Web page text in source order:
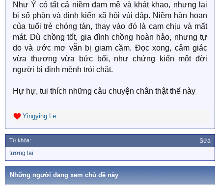
Như Ý có tất cả niềm đam mê và khát khao, nhưng lại
bị số phận và định kiến xã hội vùi dập. Niềm hân hoan
của tuổi trẻ chóng tàn, thay vào đó là cam chịu và mất
mát. Dù chồng tốt, gia đình chồng hoàn hảo, nhưng tự
do và ước mơ vẫn bị giam cầm. Đọc xong, cảm giác
vừa thương vừa bức bối, như chứng kiến một đời
người bị định mệnh trói chặt.
Hự hự, tui thích những câu chuyện chân thật thế này
R
e
a
c
t
o
Yingying Le
Từ khóa: Sửa
ừ
k
tương lai
Những người đang xem chủ đề này